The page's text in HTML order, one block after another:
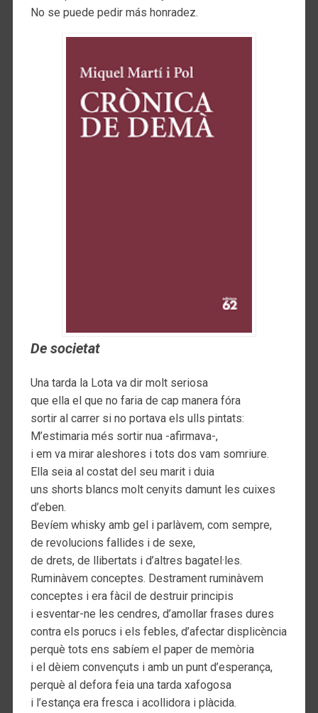
No se puede pedir más honradez.
De societat
Una tarda la Lota va dir molt seriosa
que ella el que no faria de cap manera fóra
sortir al carrer si no portava els ulls pintats:
M’estimaria més sortir nua -afirmava-,
i em va mirar aleshores i tots dos vam somriure.
Ella seia al costat del seu marit i duia
uns shorts blancs molt cenyits damunt les cuixes
d’eben.
Bevíem whisky amb gel i parlàvem, com sempre,
de revolucions fallides i de sexe,
de drets, de llibertats i d’altres bagatel·les.
Ruminàvem conceptes. Destrament ruminàvem
conceptes i era fàcil de destruir principis
i esventar-ne les cendres, d’amollar frases dures
contra els porucs i els febles, d’afectar displicència
perquè tots ens sabíem el paper de memòria
i el dèiem convençuts i amb un punt d’esperança,
perquè al defora feia una tarda xafogosa
i l’estança era fresca i acollidora i plàcida.